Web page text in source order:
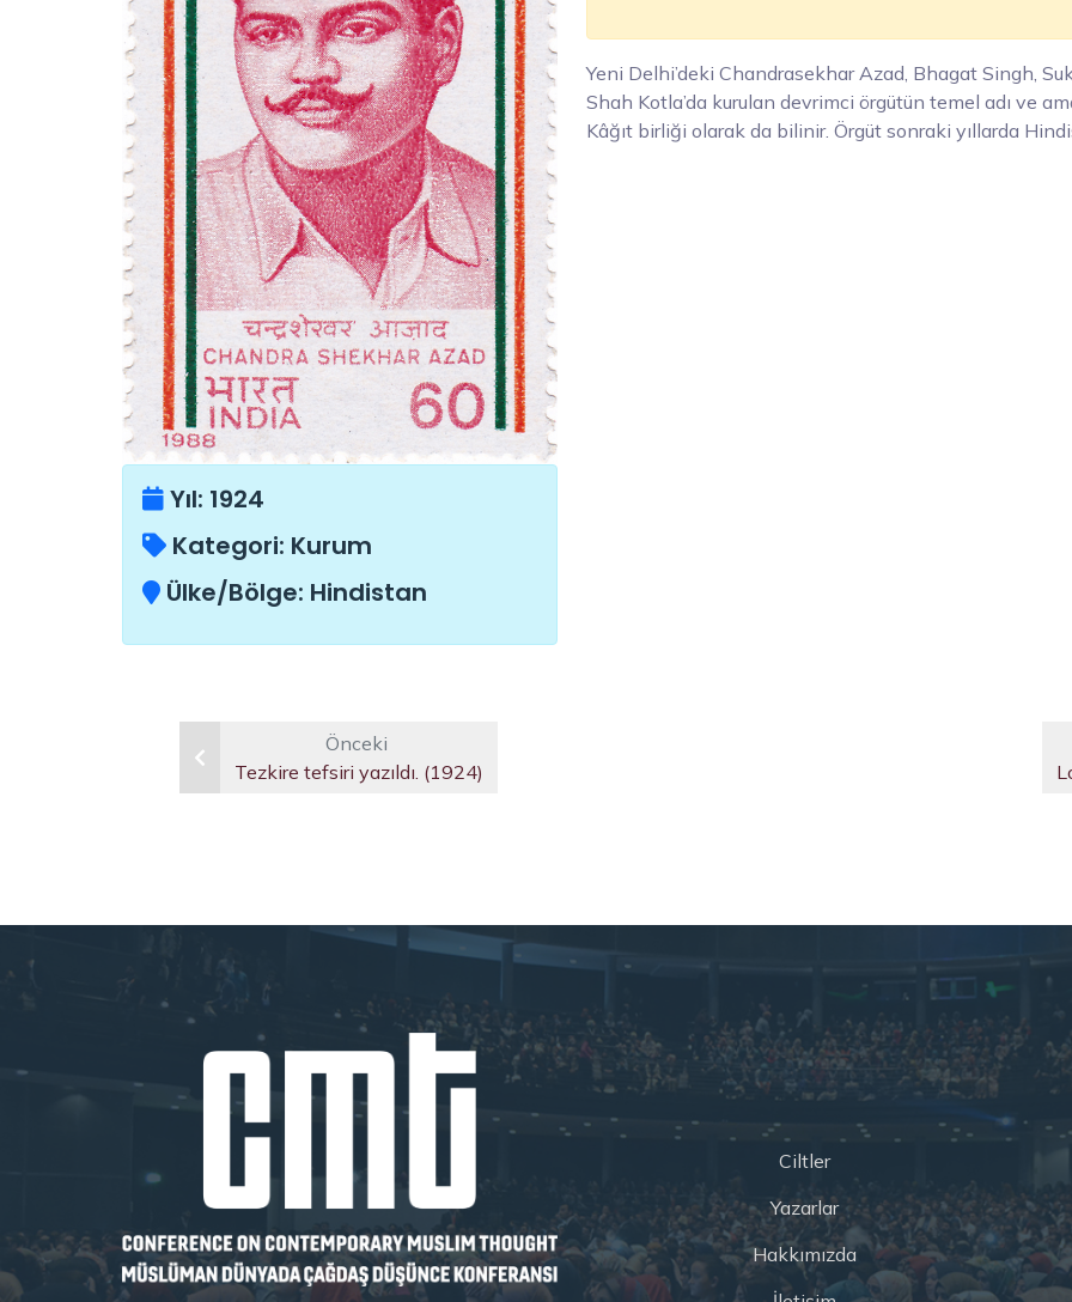
Yıl: 1924
Kategori: Kurum
Ülke/Bölge: Hindistan
Yeni Delhi’deki Chandrasekhar Azad, Bhagat Singh,
Shah Kotla’da kurulan devrimci örgütün temel adı ve
Kâğıt birliği olarak da bilinir. Örgüt sonraki yıllarda
Önceki
Tezkire tefsiri yazıldı. (1924)
Ciltler
Yazarlar
Hakkımızda